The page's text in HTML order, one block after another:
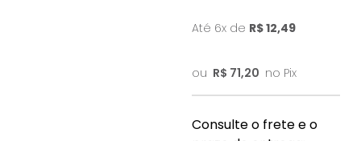
Até 6x de R$12,49
ou R$ 71,20 no Pix
Consulte o frete e o